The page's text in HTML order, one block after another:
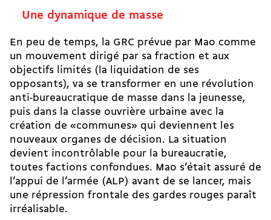
Une dynamique de masse
En peu de temps, la GRC prévue par Mao comme
un mouvement dirigé par sa fraction et aux
objectifs limités (la liquidation de ses
opposants), va se transformer en une révolution
anti-­bureaucratique de masse dans la jeunesse,
puis dans la classe ouvrière urbaine avec la
création de «communes» qui deviennent les
nouveaux organes de décision. La situation
devient incontrôlable pour la bureaucratie,
toutes factions confondues. Mao s’était assuré de
l’appui de l’armée (ALP) avant de se lancer, mais
une répression frontale des gardes rouges paraît
irréalisable.